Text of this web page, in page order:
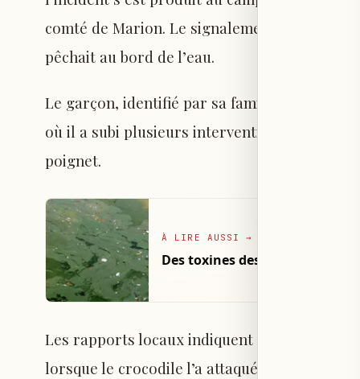
comté de Marion. Le signalement faisait état
pêchait au bord de l’eau.
Le garçon, identifié par sa famille sous le
où il a subi plusieurs interventions
poignet.
À LIRE AUSSI →
Des toxines des algues bleues
Les rapports locaux indiquent que Brody
lorsque le crocodile l’a attaqué